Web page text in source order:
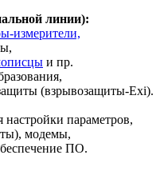
линии):
измерители,
и пр.
(взрывозащиты-Exi).
параметров,
модемы,
ПО.